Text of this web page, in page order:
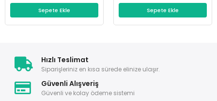
Sepete Ekle Sepete Ekle
Hızlı Teslimat
Siparişleriniz en kısa sürede elinize ulaşır.
Güvenli Alışveriş
Güvenli ve kolay ödeme sistemi